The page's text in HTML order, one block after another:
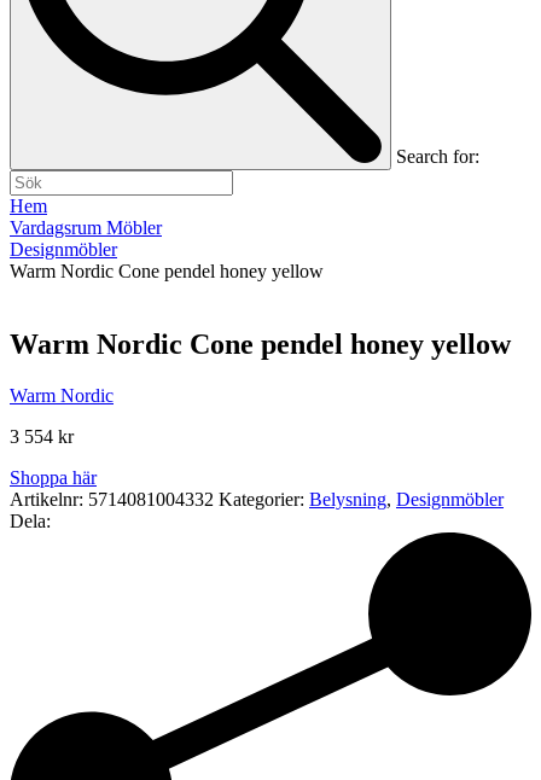
Search for:
Hem
Vardagsrum Möbler
Designmöbler
Warm Nordic Cone pendel honey yellow
Warm Nordic Cone pendel honey yellow
Warm Nordic
3 554 kr
Shoppa här
Artikelnr: 5714081004332 Kategorier: Belysning, Designmöbler
Dela: